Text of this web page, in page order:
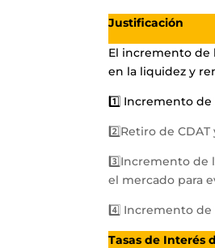
Justificación
El incremento de
en la liquidez y
1️⃣ Incremento de
2️⃣Retiro de
3️⃣Incremento de
el mercado para
4️⃣ Incremento
Tasas de Interés